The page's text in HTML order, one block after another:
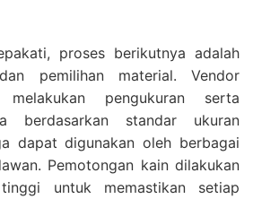
proses berikutnya adalah
pemilihan material. Vendor
pengukuran serta
berdasarkan standar ukuran
dapat digunakan oleh berbagai
Pemotongan kain dilakukan
untuk memastikan setiap